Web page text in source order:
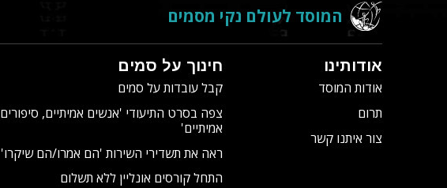
המוסד לעולם נקי מסמים
אודותינו
אודות המוסד
תרום
צור איתנו קשר
חינוך על סמים
קבל עובדות על סמים
צפה בסרט התיעודי 'אנשים אמיתיים, סיפורים
אמיתיים'
ראה את תשדירי השירות 'הם אמרו/הם שיקרו'
התחל קורסים אונליין ללא תשלום